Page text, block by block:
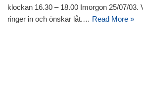
klockan 16.30 – 18.00 Imorgon 25/07/03.
ringer in och önskar låt.… Read More »